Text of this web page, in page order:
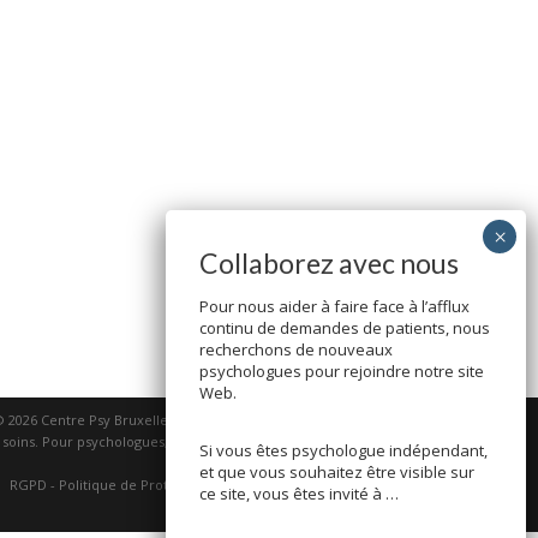
2026 Centre Psy Bruxelles
Pour psychologues, psychotherapeutes et
hypnotherapeutes.
RGPD - Politique de Protection de la Vie Privée
Collaborez avec nous
Pour nous aider à faire face à l’afflux
continu de demandes de patients, nous
recherchons de nouveaux
psychologues pour rejoindre notre site
Web.
Si vous êtes psychologue indépendant,
et que vous souhaitez être visible sur
ce site, vous êtes invité à …